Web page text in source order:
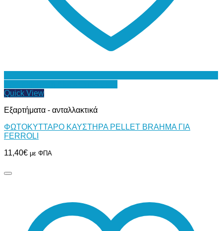
Quick View
Εξαρτήματα - ανταλλακτικά
ΦΩΤΟΚΥΤΤΑΡΟ ΚΑΥΣΤΗΡΑ PELLET BRAHMA ΓΙΑ
FERROLI
11,40€ με ΦΠΑ